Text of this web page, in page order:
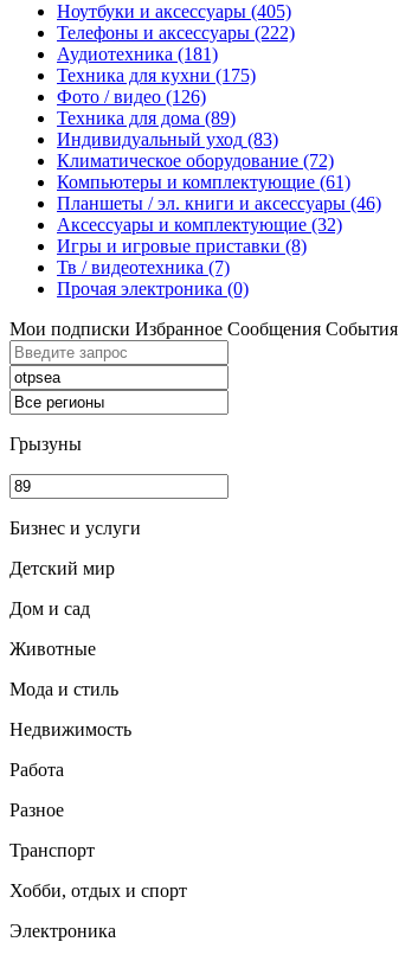
Ноутбуки и аксессуары (405)
Телефоны и аксессуары (222)
Аудиотехника (181)
Техника для кухни (175)
Фото / видео (126)
Техника для дома (89)
Индивидуальный уход (83)
Климатическое оборудование (72)
Компьютеры и комплектующие (61)
Планшеты / эл. книги и аксессуары (46)
Аксессуары и комплектующие (32)
Игры и игровые приставки (8)
Тв / видеотехника (7)
Прочая электроника (0)
Мои подписки Избранное Сообщения События
Грызуны
Бизнес и услуги
Детский мир
Дом и сад
Животные
Мода и стиль
Недвижимость
Работа
Разное
Транспорт
Хобби, отдых и спорт
Электроника